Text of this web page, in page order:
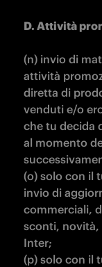
D. Attività
(n) invio di
attività
diretta di
venduti e/o
che tu decida
al momento
(o) solo con il
invio di
commerciali,
sconti, novità,
Inter;
(p) solo con il